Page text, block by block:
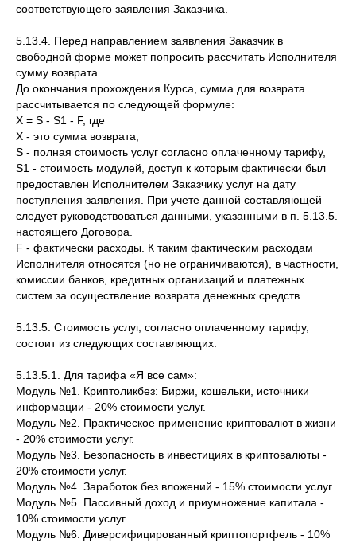
соответствующего заявления Заказчика.
5.13.4. Перед направлением заявления Заказчик в
свободной форме может попросить рассчитать Исполнителя
сумму возврата.
До окончания прохождения Курса, сумма для возврата
рассчитывается по следующей формуле:
X = S - S1 - F, где
X - это сумма возврата,
S - полная стоимость услуг согласно оплаченному тарифу,
S1 - стоимость модулей, доступ к которым фактически был
предоставлен Исполнителем Заказчику услуг на дату
поступления заявления. При учете данной составляющей
следует руководствоваться данными, указанными в п. 5.13.5.
настоящего Договора.
F - фактически расходы. К таким фактическим расходам
Исполнителя относятся (но не ограничиваются), в частности,
комиссии банков, кредитных организаций и платежных
систем за осуществление возврата денежных средств.
5.13.5. Стоимость услуг, согласно оплаченному тарифу,
состоит из следующих составляющих:
5.13.5.1. Для тарифа «Я все сам»:
Модуль №1. Криптоликбез: Биржи, кошельки, источники
информации - 20% стоимости услуг.
Модуль №2. Практическое применение криптовалют в жизни
- 20% стоимости услуг.
Модуль №3. Безопасность в инвестициях в криптовалюты -
20% стоимости услуг.
Модуль №4. Заработок без вложений - 15% стоимости услуг.
Модуль №5. Пассивный доход и приумножение капитала -
10% стоимости услуг.
Модуль №6. Диверсифицированный криптопортфель - 10%